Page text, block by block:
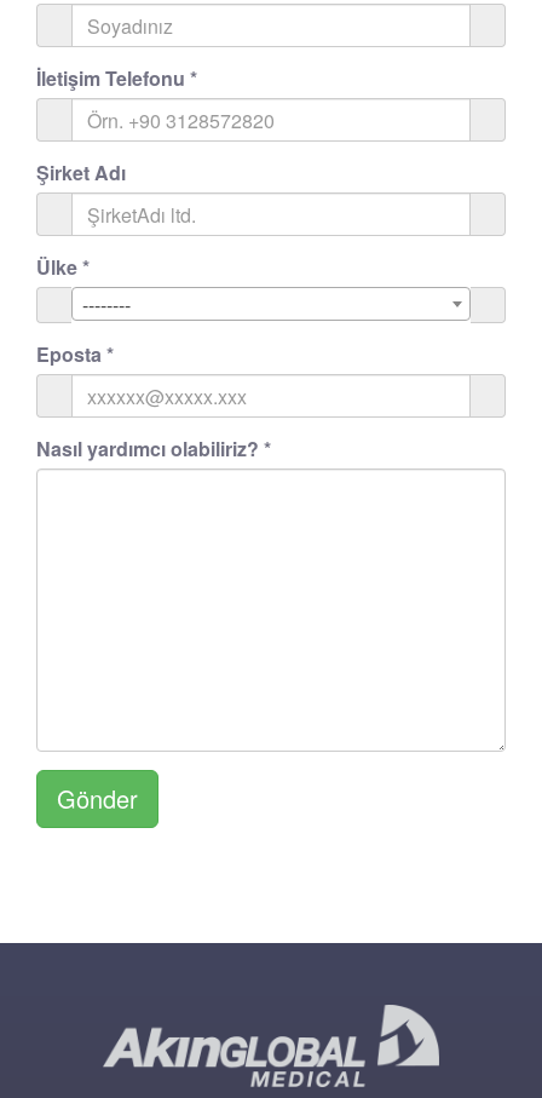
İletişim Telefonu *
Şirket Adı
Ülke*
--------
Eposta*
Nasıl yardımcı olabiliriz? *
Gönder